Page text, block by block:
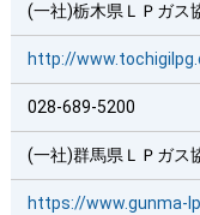
(一社)栃木県ＬＰガス
http://
028-689-5200
(一社)群馬県ＬＰガス
https://www.gunma-